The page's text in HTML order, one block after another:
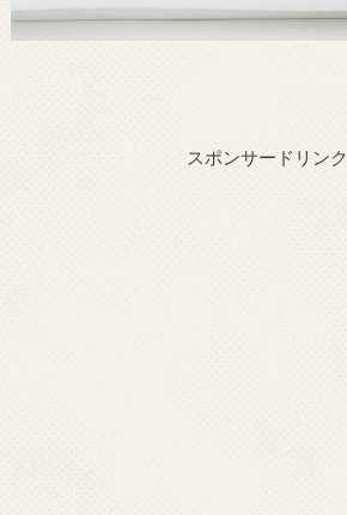
スポンサードリンク